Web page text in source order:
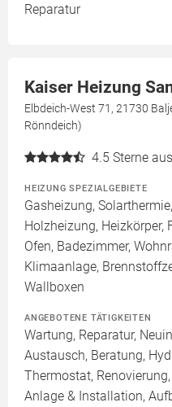
Reparatur
Kaiser Heizung
Elbdeich-West 71, 21730
Rönndeich)
4.5 Sterne
HEIZUNG SPEZIALGEBIETE
Gasheizung,
Holzheizung,
Ofen, Badezimmer,
Klimaanlage,
Wallboxen
ANGEBOTENE TÄTIGKEITEN
Wartung, Reparatur,
Austausch, Beratung,
Thermostat,
Anlage & Installation,